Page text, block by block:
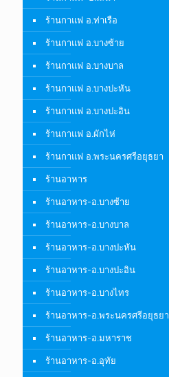
ร้านกาแฟ อ.ท่าเรือ
ร้านกาแฟ อ.บางซ้าย
ร้านกาแฟ อ.บางบาล
ร้านกาแฟ อ.บางปะหัน
ร้านกาแฟ อ.บางปะอิน
ร้านกาแฟ อ.ผักไห่
ร้านกาแฟ อ.พระนครศรีอยุธยา
ร้านอาหาร
ร้านอาหาร-อ.บางซ้าย
ร้านอาหาร-อ.บางบาล
ร้านอาหาร-อ.บางปะหัน
ร้านอาหาร-อ.บางปะอิน
ร้านอาหาร-อ.บางไทร
ร้านอาหาร-อ.พระนครศรีอยุธยา
ร้านอาหาร-อ.มหาราช
ร้านอาหาร-อ.อุทัย